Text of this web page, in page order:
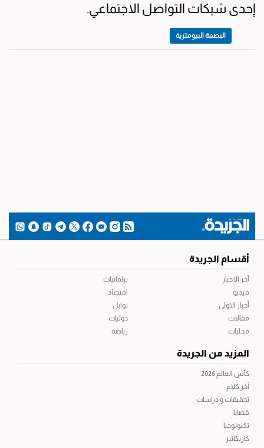
إحدى شبكات التواصل الاجتماعي.
البصمة البيومترية
أقسام الجريدة
آخر الاخبار
فيديو
أخبار الاولى
مقالات
محليات
برلمانيات
اقتصاد
توابل
دوليات
رياضة
المزيد من الجريدة
كأس العالم 2026
آخر كلام
تحقيقات و دراسات
قضايا
تكنولوجيا
كاريكاتير